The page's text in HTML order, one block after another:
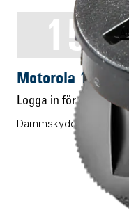
Motorola
Logga in för pris
Dammskydd GCAI-